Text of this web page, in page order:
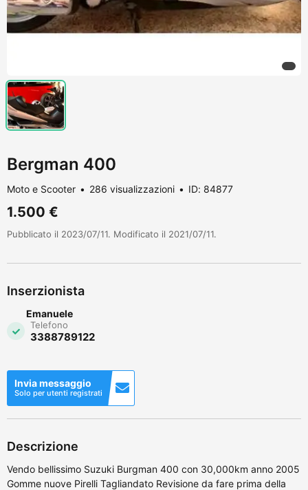
Bergman 400
Moto e Scooter 286 visualizzazioni ID: 84877
1.500 €
Pubblicato il 2023/07/11. Modificato il 2021/07/11.
Inserzionista
Emanuele
Telefono
3388789122
Invia messaggio
Solo per utenti registrati
Descrizione
Vendo bellissimo Suzuki Burgman 400 con 30,000km anno 2005
Gomme nuove Pirelli Tagliandato Revisione da fare prima della